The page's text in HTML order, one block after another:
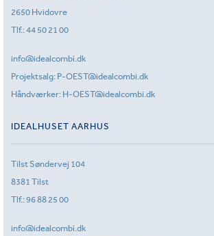
2650 Hvidovre
Tlf.:44 50 21 00
info@idealcombi.dk
Projektsalg: P-OEST@idealcombi.dk
Håndværker: H-OEST@idealcombi.dk
IDEALHUSET AARHUS
Tilst Søndervej 104
8381 Tilst
Tlf.:96 88 25 00
info@idealcombi.dk